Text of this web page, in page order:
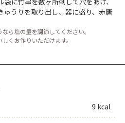
ゅうりを取り出し、器に盛り、赤唐
ら塩の量を調節してください。
くお作りいただけます。
9 kcal